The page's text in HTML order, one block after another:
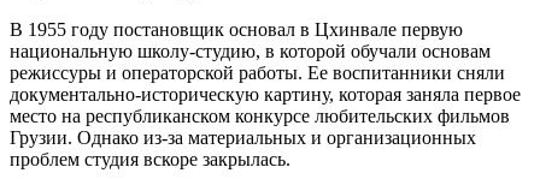
В 1955 году постановщик основал в Цхинвале первую
национальную школу-студию, в которой обучали основам
режиссуры и операторской работы. Ее воспитанники сняли
документально-историческую картину, которая заняла первое
место на республиканском конкурсе любительских фильмов
Грузии. Однако из-за материальных и организационных
проблем студия вскоре закрылась.